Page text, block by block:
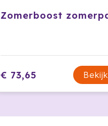
€ 73,65 Bekijk